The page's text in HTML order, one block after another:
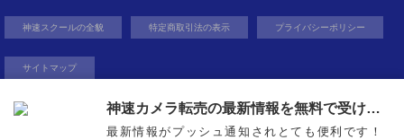
稼ぐ力を身に着け自由を得るという生き方
神速スクールの全貌 特定商取引法の表示 プライバシーポリシー
サイトマップ
神速カメラ転売の最新情報を無料で受け取ろう
最新情報がプッシュ通知されとても便利です！